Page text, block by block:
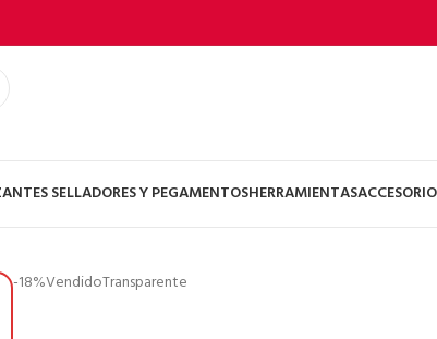
SELLADORES Y PEGAMENTOSHERRAMIENTAS
-18%VendidoTransparente